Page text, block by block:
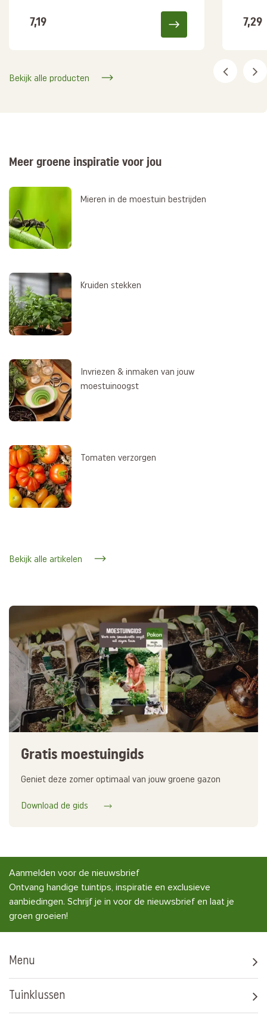
7,19 7,29
Bekijk alle producten
Meer groene inspiratie voor jou
Mieren in de moestuin bestrijden
Kruiden stekken
Invriezen & inmaken van jouw
moestuinoogst
Tomaten verzorgen
Bekijk alle artikelen
Gratis moestuingids
Geniet deze zomer optimaal van jouw groene gazon
Download de gids
Aanmelden voor de nieuwsbrief
Ontvang handige tuintips, inspiratie en exclusieve
aanbiedingen. Schrijf je in voor de nieuwsbrief en laat je
groen groeien!
Menu
Tuinklussen